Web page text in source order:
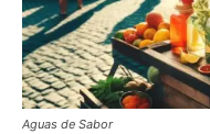
Aguas de Sabor